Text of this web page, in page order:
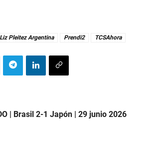
Liz Pleitez Argentina Prendi2 TCSAhora
| Brasil 2-1 Japón | 29 junio 2026